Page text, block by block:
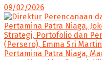
09/02/2026